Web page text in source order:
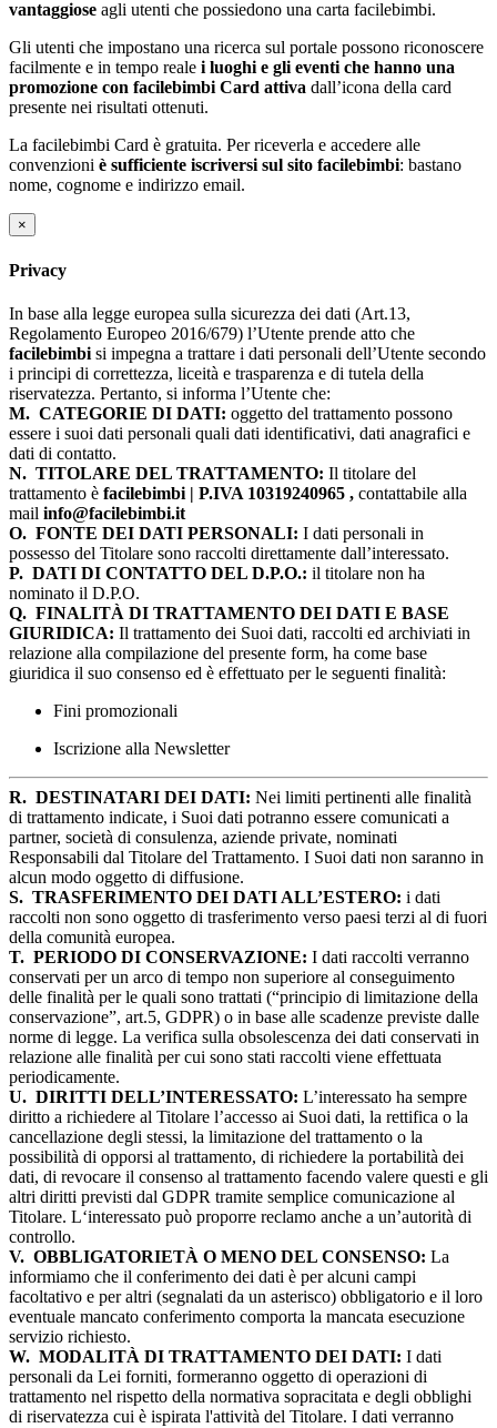
vantaggiose agli utenti che possiedono una carta facilebimbi.
Gli utenti che impostano una ricerca sul portale possono riconoscere
facilmente e in tempo reale i luoghi e gli eventi che hanno una
promozione con facilebimbi Card attiva dall’icona della card
presente nei risultati ottenuti.
La facilebimbi Card è gratuita. Per riceverla e accedere alle
convenzioni è sufficiente iscriversi sul sito facilebimbi: bastano
nome, cognome e indirizzo email.
×
Privacy
In base alla legge europea sulla sicurezza dei dati (Art.13,
Regolamento Europeo 2016/679) l’Utente prende atto che
facilebimbi si impegna a trattare i dati personali dell’Utente secondo
i principi di correttezza, liceità e trasparenza e di tutela della
riservatezza. Pertanto, si informa l’Utente che:
M. CATEGORIE DI DATI: oggetto del trattamento possono
essere i suoi dati personali quali dati identificativi, dati anagrafici e
dati di contatto.
N. TITOLARE DEL TRATTAMENTO: Il titolare del
trattamento è facilebimbi | P.IVA 10319240965 , contattabile alla
mail info@facilebimbi.it
O. FONTE DEI DATI PERSONALI: I dati personali in
possesso del Titolare sono raccolti direttamente dall’interessato.
P. DATI DI CONTATTO DEL D.P.O.: il titolare non ha
nominato il D.P.O.
Q. FINALITÀ DI TRATTAMENTO DEI DATI E BASE
GIURIDICA: Il trattamento dei Suoi dati, raccolti ed archiviati in
relazione alla compilazione del presente form, ha come base
giuridica il suo consenso ed è effettuato per le seguenti finalità:
Fini promozionali
Iscrizione alla Newsletter
R. DESTINATARI DEI DATI: Nei limiti pertinenti alle finalità
di trattamento indicate, i Suoi dati potranno essere comunicati a
partner, società di consulenza, aziende private, nominati
Responsabili dal Titolare del Trattamento. I Suoi dati non saranno in
alcun modo oggetto di diffusione.
S. TRASFERIMENTO DEI DATI ALL’ESTERO: i dati
raccolti non sono oggetto di trasferimento verso paesi terzi al di fuori
della comunità europea.
T. PERIODO DI CONSERVAZIONE: I dati raccolti verranno
conservati per un arco di tempo non superiore al conseguimento
delle finalità per le quali sono trattati (“principio di limitazione della
conservazione”, art.5, GDPR) o in base alle scadenze previste dalle
norme di legge. La verifica sulla obsolescenza dei dati conservati in
relazione alle finalità per cui sono stati raccolti viene effettuata
periodicamente.
U. DIRITTI DELL’INTERESSATO: L’interessato ha sempre
diritto a richiedere al Titolare l’accesso ai Suoi dati, la rettifica o la
cancellazione degli stessi, la limitazione del trattamento o la
possibilità di opporsi al trattamento, di richiedere la portabilità dei
dati, di revocare il consenso al trattamento facendo valere questi e gli
altri diritti previsti dal GDPR tramite semplice comunicazione al
Titolare. L‘interessato può proporre reclamo anche a un’autorità di
controllo.
V. OBBLIGATORIETÀ O MENO DEL CONSENSO: La
informiamo che il conferimento dei dati è per alcuni campi
facoltativo e per altri (segnalati da un asterisco) obbligatorio e il loro
eventuale mancato conferimento comporta la mancata esecuzione
servizio richiesto.
W. MODALITÀ DI TRATTAMENTO DEI DATI: I dati
personali da Lei forniti, formeranno oggetto di operazioni di
trattamento nel rispetto della normativa sopracitata e degli obblighi
di riservatezza cui è ispirata l'attività del Titolare. I dati verranno